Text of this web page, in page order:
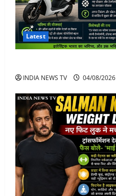
Latest
INDIA NEWS TV 04/08/2026